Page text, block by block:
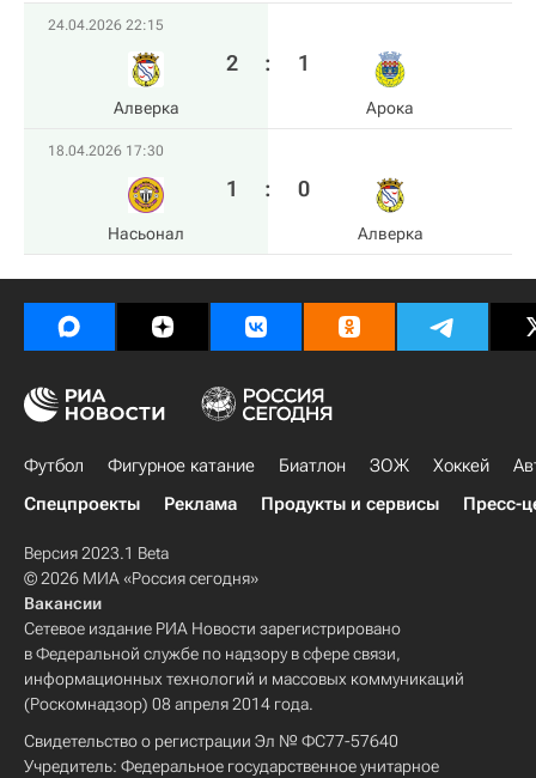
24.04.2026 22:15
Алверка
2 : 1
Арока
18.04.2026 17:30
Насьонал
1 : 0
Алверка
Футбол Фигурное катание Биатлон ЗОЖ Хоккей
Спецпроекты
Реклама Продукты и сервисы Пресс-
Версия 2023.1 Beta
© 2026 МИА «Россия сегодня»
Вакансии
Сетевое издание РИА Новости зарегистрировано
в Федеральной службе по надзору в сфере связи,
информационных технологий и массовых коммуникаций
(Роскомнадзор) 08 апреля 2014 года.
Свидетельство о регистрации Эл № ФС77-57640
Учредитель: Федеральное государственное унитарное